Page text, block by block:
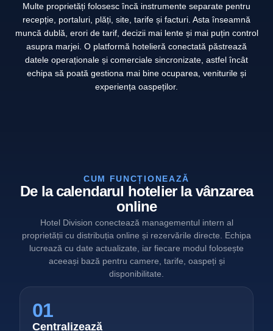
Multe proprietăți folosesc încă instrumente separate pentru
recepție, portaluri, plăți, site, tarife și facturi. Asta înseamnă
muncă dublă, erori de tarif, decizii mai lente și mai puțin control
asupra marjei. O platformă hotelieră conectată păstrează
datele operaționale și comerciale sincronizate, astfel încât
echipa să poată gestiona mai bine ocuparea, veniturile și
experiența oaspeților.
CUM FUNCȚIONEAZĂ
De la calendarul hotelier la vânzarea
online
Hotel Division conectează managementul intern al
proprietății cu distribuția online și rezervările directe. Echipa
lucrează cu date actualizate, iar fiecare modul folosește
aceeași bază pentru camere, tarife, oaspeți și
disponibilitate.
01
Centralizează